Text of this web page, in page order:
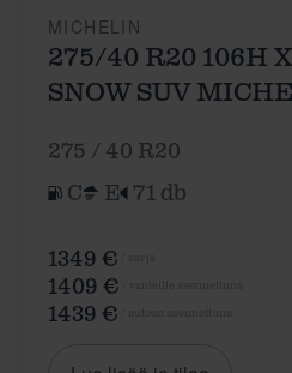
MICHELIN
275/40 R20 106H
SNOW SUV
275 / 40 R20
C
E 71 db
1349 €
1409 €
1439 €